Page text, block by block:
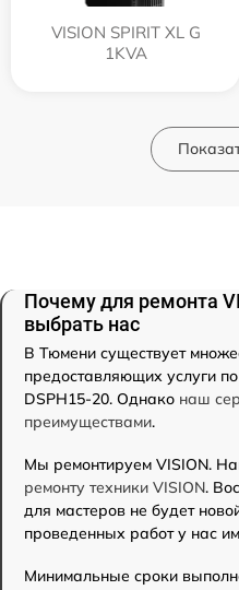
VISION SPIRIT XL G
1KVA
Почему для ремонта
выбрать нас
В Тюмени существует
предоставляющих услуги
DSPH15-20. Однако наш
преимуществами.
Мы ремонтируем VISION.
ремонту техники VISION.
для мастеров не будет
проведенных работ у нас
Минимальные сроки